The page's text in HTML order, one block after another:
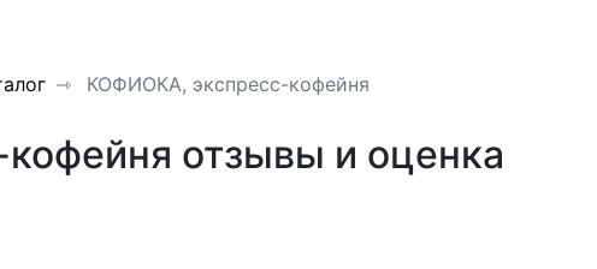
КОФИОКА, экспресс-кофейня
отзывы и оценка